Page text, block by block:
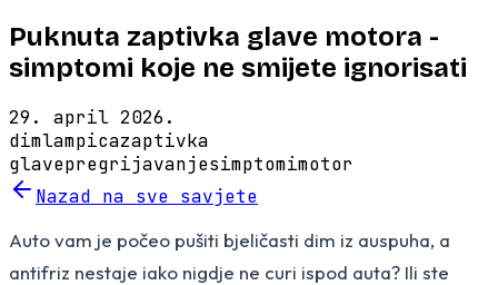
Puknuta zaptivka glave motora -
simptomi koje ne smijete ignorisati
29. april 2026.
dimlampicazaptivka
glavepregrijavanjesimptomimotor
Nazad na sve savjete
Auto vam je počeo pušiti bjeličasti dim iz auspuha, a
antifriz nestaje iako nigdje ne curi ispod auta? Ili ste